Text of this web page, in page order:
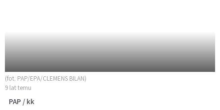
(fot. PAP/EPA/CLEMENS BILAN)
9 lat temu
PAP / kk